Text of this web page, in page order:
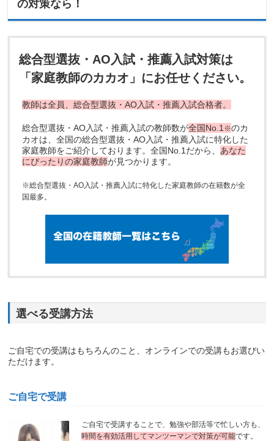
の対策なら！
総合型選抜・AO入試・推薦入試対策は
「家庭教師のカカオ」にお任せください。
教師は全員、総合型選抜・AO入試・推薦入試合格者。
総合型選抜・AO入試・推薦入試の教師数が全国No.1 ※のカ
カオは、全国の総合型選抜・AO入試・推薦入試に特化した
家庭教師をご紹介しております。全国No.1だから、 あなた
にぴったりの家庭教師が見つかります。
※総合型選抜・AO入試・推薦入試に特化した家庭教師の在籍数が全
国最多。
選べる受講方法
ご自宅での受講はもちろんのこと、オンラインでの受講もお選びい
ただけます。
ご自宅で受講
ご自宅で受講することで、勉強や部活等で忙しい方も、
時間を有効活用してマンツーマンで対策が可能です。